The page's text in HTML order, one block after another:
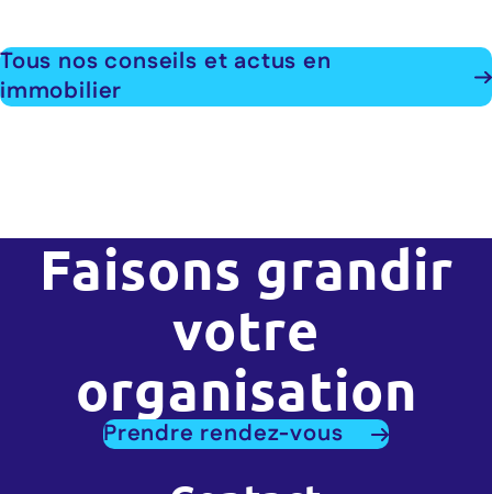
Tous nos conseils et actus en
immobilier
Faisons grandir
votre
organisation
Prendre rendez-vous